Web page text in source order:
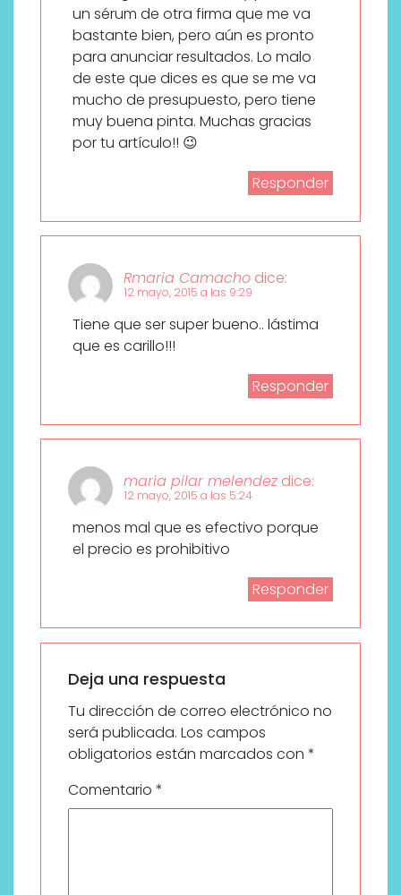
un sérum de otra firma que me va
bastante bien, pero aún es pronto
para anunciar resultados. Lo malo
de este que dices es que se me va
mucho de presupuesto, pero tiene
muy buena pinta. Muchas gracias
por tu artículo!! 😉
Responder
Rmaria Camacho dice:
12 mayo, 2015 a las 9:29
Tiene que ser super bueno.. lástima
que es carillo!!!
Responder
maria pilar melendez dice:
12 mayo, 2015 a las 5:24
menos mal que es efectivo porque
el precio es prohibitivo
Responder
Deja una respuesta
Tu dirección de correo electrónico no
será publicada. Los campos
obligatorios están marcados con *
Comentario *